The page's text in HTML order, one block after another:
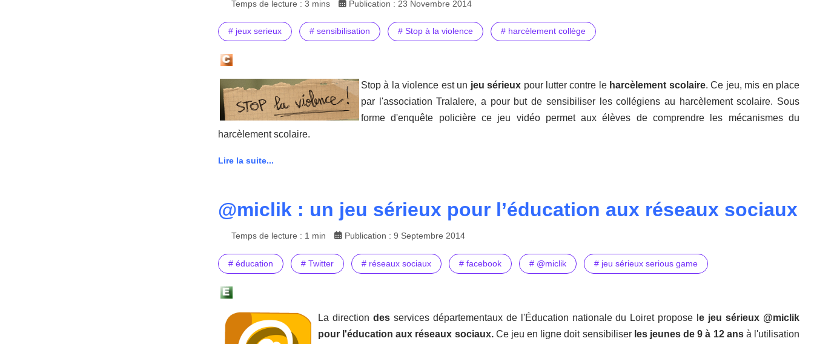
Temps de lecture : 3 mins Publication : 23 Novembre 2014
# jeux serieux # sensibilisation # Stop à la violence # harcèlement collège
Stop à la violence est un jeu sérieux pour lutter contre le harcèlement scolaire. Ce jeu, mis en place
par l'association Tralalere, a pour but de sensibiliser les collégiens au harcèlement scolaire. Sous
forme d'enquête policière ce jeu vidéo permet aux élèves de comprendre les mécanismes du
harcèlement scolaire.
Lire la suite...
@miclik : un jeu sérieux pour l’éducation aux réseaux sociaux
Temps de lecture : 1 min Publication : 9 Septembre 2014
# éducation # Twitter # réseaux sociaux # facebook # @miclik # jeu sérieux serious game
La direction desservices départementaux de l'Éducation nationale du Loiret propose le jeu sérieux @miclik
pour l'éducation aux réseaux sociaux. Ce jeu en ligne doit sensibiliserles jeunes de 9 à 12 ansà l'utilisation